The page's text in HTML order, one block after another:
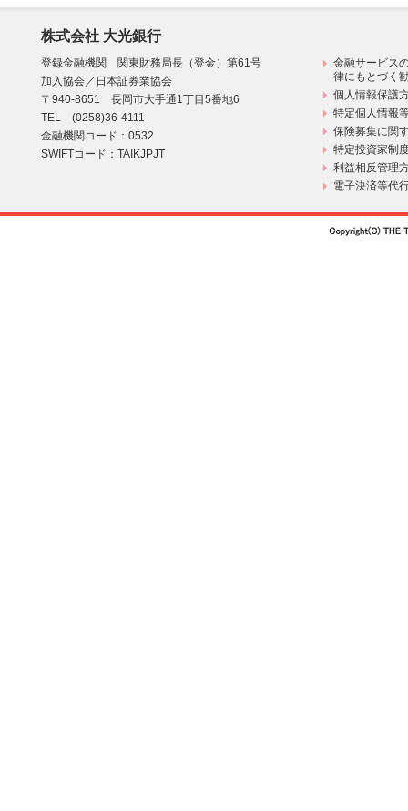
株式会社 大光銀行
登録金融機関 関東財務局長（登金）第61号
加入協会／日本証券業協会
〒940-8651 長岡市大手通1丁目5番地6
TEL (0258)36-4111
金融機関コード：0532
SWIFTコード：TAIKJPJT
金融サービス
律にもとづく
個人情報保護
特定個人情報
保険募集に関
特定投資家制
利益相反管理
電子決済等代